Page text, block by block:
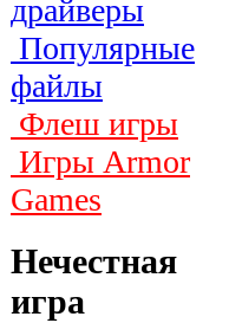
драйверы
Популярные
файлы
Флеш игры
Игры Armor
Games
Нечестная
игра